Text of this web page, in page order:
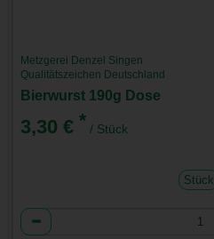
Metzgerei Denzel Singen
Qualitätszeichen Deutschland
Bierwurst 190g Dose
3,30 € * / Stück
Stück
Anzahl